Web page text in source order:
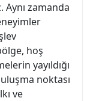
zamanda
hoş
yayıldığı
noktası
ve